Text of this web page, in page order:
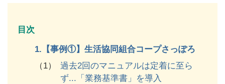
目次
1. 【事例①】生活協同組合コープさっぽろ
（1）
過去2回のマニュアルは定着に至ら
ず...「業務基準書」を導入